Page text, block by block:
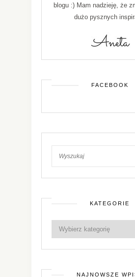
blogu :) Mam nadzieję, że
dużo pysznych
FACEBOOK
KATEGORIE
NAJNOWSZE